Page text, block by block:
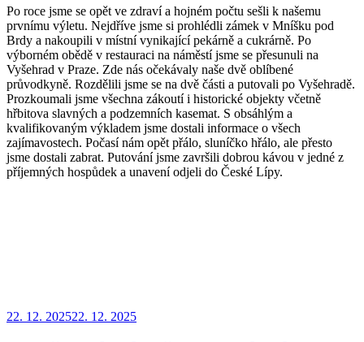
Po roce jsme se opět ve zdraví a hojném počtu sešli k našemu
prvnímu výletu. Nejdříve jsme si prohlédli zámek v Mníšku pod
Brdy a nakoupili v místní vynikající pekárně a cukrárně. Po
výborném obědě v restauraci na náměstí jsme se přesunuli na
Vyšehrad v Praze. Zde nás očekávaly naše dvě oblíbené
průvodkyně. Rozdělili jsme se na dvě části a putovali po Vyšehradě.
Prozkoumali jsme všechna zákoutí i historické objekty včetně
hřbitova slavných a podzemních kasemat. S obsáhlým a
kvalifikovaným výkladem jsme dostali informace o všech
zajímavostech. Počasí nám opět přálo, sluníčko hřálo, ale přesto
jsme dostali zabrat. Putování jsme završili dobrou kávou v jedné z
příjemných hospůdek a unavení odjeli do České Lípy.
Publikováno
22. 12. 202522. 12. 2025